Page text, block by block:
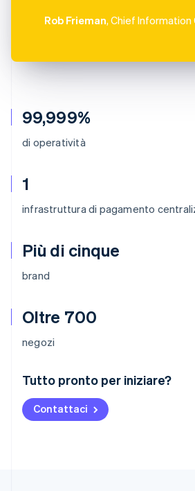
99,999%
di operatività
1
infrastruttura di pagamento
Più di cinque
brand
Oltre 700
negozi
Tutto pronto per iniziare?
Contattaci
Rob Frieman, Chief
Australia
English
Austria
DeutschEnglish